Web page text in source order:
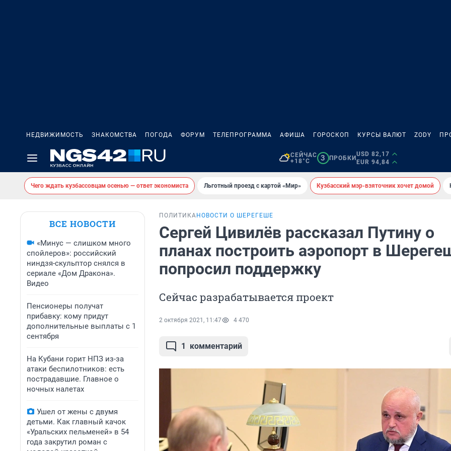
НЕДВИЖИМОСТЬ ЗНАКОМСТВА ПОГОДА ФОРУМ ТЕЛЕПРОГРАММА АФИША ГОРОСКОП КУРСЫ ВАЛЮТ ZODY
СЕЙЧАС
+18°C
3 ПРОБКИ
USD 82,17
EUR 94,84
Чего ждать кузбассовцам осенью — ответ экономиста Льготный проезд с картой «Мир» Кузбасский мэр-взяточник хочет домой
ВСЕ НОВОСТИ
«Минус — слишком много
спойлеров»: российский
ниндзя-скульптор снялся в
сериале «Дом Дракона».
Видео
Пенсионеры получат
прибавку: кому придут
дополнительные выплаты с 1
сентября
На Кубани горит НПЗ из-за
атаки беспилотников: есть
пострадавшие. Главное о
ночных налетах
Ушел от жены с двумя
детьми. Как главный качок
«Уральских пельменей» в 54
года закрутил роман с
ПОЛИТИКА НОВОСТИ О ШЕРЕГЕШЕ
Сергей Цивилёв рассказал Путину о
планах построить аэропорт в
попросил поддержку
Сейчас разрабатывается проект
2 октября 2021, 11:47 4 470
1 комментарий